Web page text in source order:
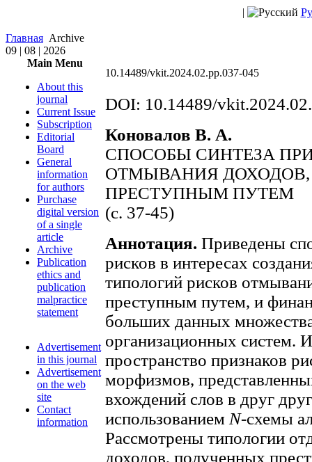
|
Главная Archive
09 | 08 | 2026
Main Menu
About this
journal
Current Issue
Subscription
Editorial
Board
General
information
for authors
Purchase
digital version
of a single
article
Archive
Publication
ethics and
publication
malpractice
statement
Advertisement
in this journal
Advertisement
on the web
site
Contact
information
10.14489/vkit.2024.02.рр.037-045
DOI: 10.14489/
Коновалов В. А.
СПОСОБЫ СИНТЕЗА
ОТМЫВАНИЯ
ПРЕСТУПНЫМ ПУТЕМ
(с. 37-45)
Аннотация. Приведены
рисков в интересах
типологий рисков
преступным путем, и
больших данных
организационных систем.
пространство признаков
морфизмов,
вхождений слов в друг
использованием N-схемы
Рассмотрены типологии
доходов, полученных